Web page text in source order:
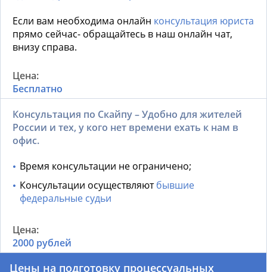
Если вам необходима онлайн консультация юриста
прямо сейчас- обращайтесь в наш онлайн чат,
внизу справа.
Бесплатно
Консультация по Скайпу – Удобно для жителей
России и тех, у кого нет времени ехать к нам в
офис.
Время консультации не ограничено;
Консультации осуществляютбывшие
федеральные судьи
2000 рублей
Цены на подготовку процессуальных